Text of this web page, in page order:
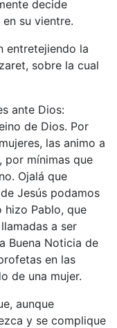
decide
su vientre.
entretejiendo la
sobre la cual
ante Dios:
de Dios. Por
las animo a
por mínimas que
Ojalá que
Jesús podamos
Pablo, que
a ser
Buena Noticia de
en las
de una mujer.
aunque
y se complique